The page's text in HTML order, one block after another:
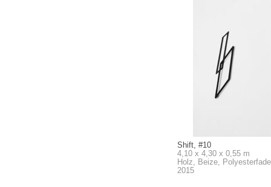
Shift, #10
4,10 x 4,30 x 0,55 m
Holz, Beize, Polyesterfaden,
2015